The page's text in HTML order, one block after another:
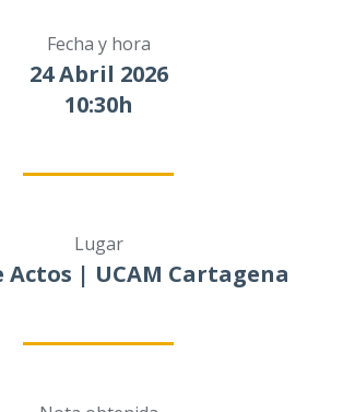
Fecha y hora
24 Abril 2026
10:30h
Lugar
Actos | UCAM Cartagena